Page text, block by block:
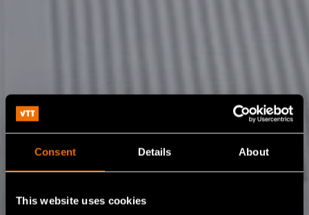
Consent Details About
This website uses cookies